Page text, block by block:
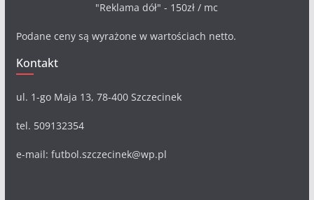
"Reklama dół" - 150zł / mc
Podane ceny są wyrażone w wartościach netto.
Kontakt
ul. 1-go Maja 13, 78-400 Szczecinek
tel. 509132354
e-mail: futbol.szczecinek@wp.pl